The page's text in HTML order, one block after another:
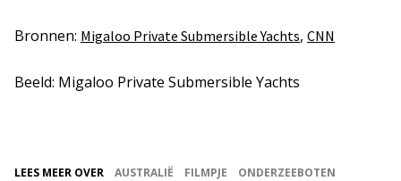
Bronnen: Migaloo Private Submersible Yachts, CNN
Beeld: Migaloo Private Submersible Yachts
LEES MEER OVER AUSTRALIË FILMPJE
ONDERZEEBOTEN